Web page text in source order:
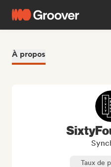
À propos
Taux de